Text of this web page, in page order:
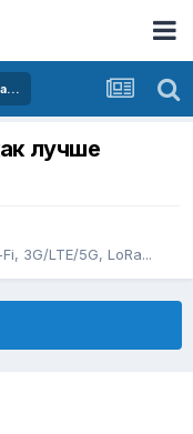
лучше
3G/LTE/5G, LoRa...